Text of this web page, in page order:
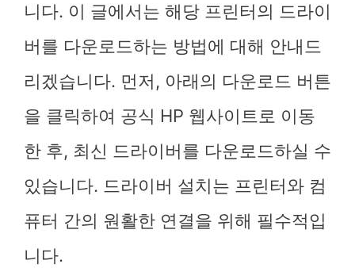
니다. 이 글에서는 해당 프린터의 드라이
버를 다운로드하는 방법에 대해 안내드
리겠습니다. 먼저, 아래의 다운로드 버튼
을 클릭하여 공식 HP 웹사이트로 이동
한 후, 최신 드라이버를 다운로드하실 수
있습니다. 드라이버 설치는 프린터와 컴
퓨터 간의 원활한 연결을 위해 필수적입
니다.